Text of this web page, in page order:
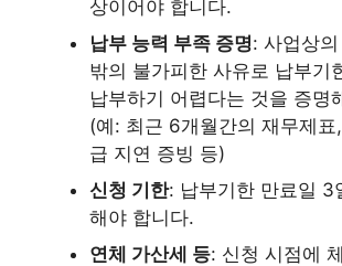
상이어야 합니다.
납부 능력 부족 증명: 사업상
밖의 불가피한 사유로 납부기
납부하기 어렵다는 것을 증명
(예: 최근 6개월간의 재무제표
급 지연 증빙 등)
신청 기한: 납부기한 만료일 3
해야 합니다.
연체 가산세 등: 신청 시점에